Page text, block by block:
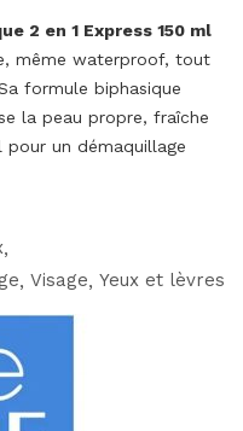
2 en 1 Express 150 ml
même waterproof, tout
formule biphasique
la peau propre, fraîche
un démaquillage
Visage Yeux et lèvres